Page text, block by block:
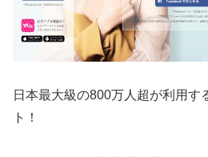
日本最大級の800万人超が利用す
ト！